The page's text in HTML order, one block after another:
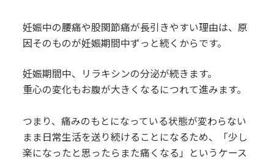
妊娠中の腰痛や股関節痛が長引きやすい理由は、原
因そのものが妊娠期間中ずっと続くからです。
妊娠期間中、リラキシンの分泌が続きます。
重心の変化もお腹が大きくなるにつれて進みます。
つまり、痛みのもとになっている状態が変わらない
まま日常生活を送り続けることになるため、「少し
楽になったと思ったらまた痛くなる」というケース